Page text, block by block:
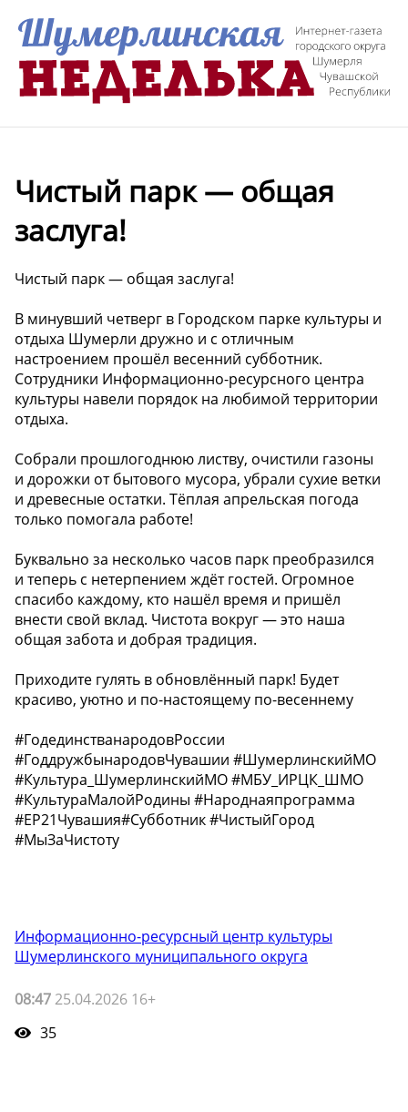
Чистый парк — общая
заслуга!
Чистый парк — общая заслуга!
В минувший четверг в Городском парке культуры и
отдыха Шумерли дружно и с отличным
настроением прошёл весенний субботник.
Сотрудники Информационно-ресурсного центра
культуры навели порядок на любимой территории
отдыха.
Собрали прошлогоднюю листву, очистили газоны
и дорожки от бытового мусора, убрали сухие ветки
и древесные остатки. Тёплая апрельская погода
только помогала работе!
Буквально за несколько часов парк преобразился
и теперь с нетерпением ждёт гостей. Огромное
спасибо каждому, кто нашёл время и пришёл
внести свой вклад. Чистота вокруг — это наша
общая забота и добрая традиция.
Приходите гулять в обновлённый парк! Будет
красиво, уютно и по-настоящему по-весеннему
#ГодединстванародовРоссии
#ГоддружбынародовЧувашии #ШумерлинскийМО
#Культура_ШумерлинскийМО #МБУ_ИРЦК_ШМО
#КультураМалойРодины #Народнаяпрограмма
#ЕР21Чувашия#Субботник #ЧистыйГород
#МыЗаЧистоту
Информационно-ресурсный центр культуры
Шумерлинского муниципального округа
08:47 25.04.2026 16+
35